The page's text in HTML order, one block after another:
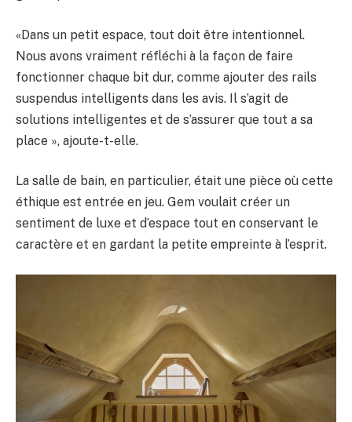
«Dans un petit espace, tout doit être intentionnel.
Nous avons vraiment réfléchi à la façon de faire
fonctionner chaque bit dur, comme ajouter des rails
suspendus intelligents dans les avis. Il s’agit de
solutions intelligentes et de s’assurer que tout a sa
place », ajoute-t-elle.
La salle de bain, en particulier, était une pièce où cette
éthique est entrée en jeu. Gem voulait créer un
sentiment de luxe et d’espace tout en conservant le
caractère et en gardant la petite empreinte à l’esprit.